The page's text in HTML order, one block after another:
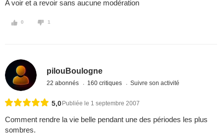
A voir et a revoir sans aucune modération
0 1
pilouBoulogne
22 abonnés 160 critiques Suivre son activité
5,0 Publiée le 1 septembre 2007
Comment rendre la vie belle pendant une des périodes les plus
sombres.